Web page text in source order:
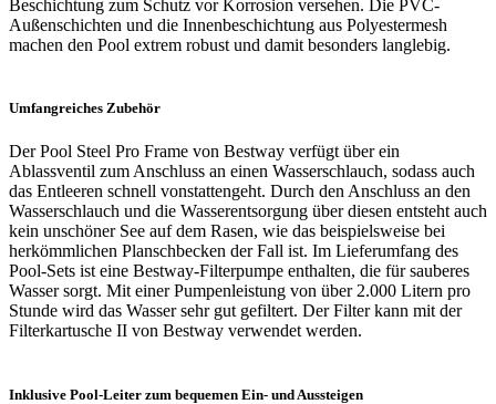
Beschichtung zum Schutz vor Korrosion versehen. Die PVC-
Außenschichten und die Innenbeschichtung aus Polyestermesh
machen den Pool extrem robust und damit besonders langlebig.
Umfangreiches Zubehör
Der Pool Steel Pro Frame von Bestway verfügt über ein
Ablassventil zum Anschluss an einen Wasserschlauch, sodass auch
das Entleeren schnell vonstattengeht. Durch den Anschluss an den
Wasserschlauch und die Wasserentsorgung über diesen entsteht auch
kein unschöner See auf dem Rasen, wie das beispielsweise bei
herkömmlichen Planschbecken der Fall ist. Im Lieferumfang des
Pool-Sets ist eine Bestway-Filterpumpe enthalten, die für sauberes
Wasser sorgt. Mit einer Pumpenleistung von über 2.000 Litern pro
Stunde wird das Wasser sehr gut gefiltert. Der Filter kann mit der
Filterkartusche II von Bestway verwendet werden.
Inklusive Pool-Leiter zum bequemen Ein- und Aussteigen